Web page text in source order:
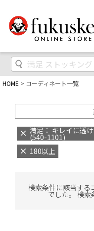
HOME コーディネート一覧
満足： キレイに透
(540-1101)
180以上
検索条件に該当する
でした。 検索